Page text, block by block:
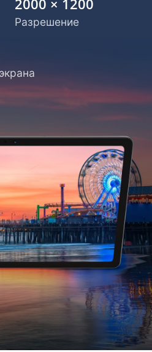
2000 × 1200
Разрешение